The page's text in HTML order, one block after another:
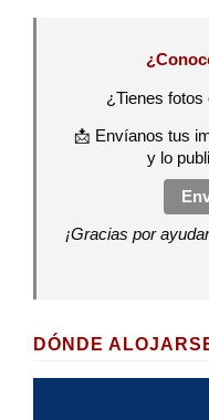
¿Tienes fotos
📩 Envíanos tus
y lo
¡Gracias por
DÓNDE